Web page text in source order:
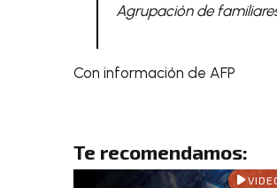
Agrupación de
Con información de AFP
Te recomendamos: